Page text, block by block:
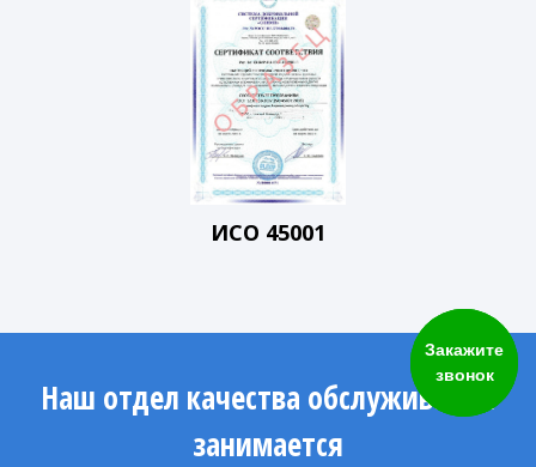
Закажите
звонок
ИСО 45001
Наш отдел качества обслуживания
занимается